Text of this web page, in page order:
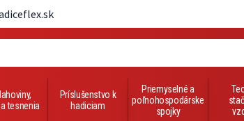
tesnenia
Príslušenstvo k
hadiciam
Priemyselné a
poľnohospodárske
spojky